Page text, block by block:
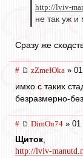
http://lviv-
не так уж и
Сразу же
# zZmeIOka »
имхо с таких
безразмерно-
# DimOn74 » 01
Щиток
http://lviv-